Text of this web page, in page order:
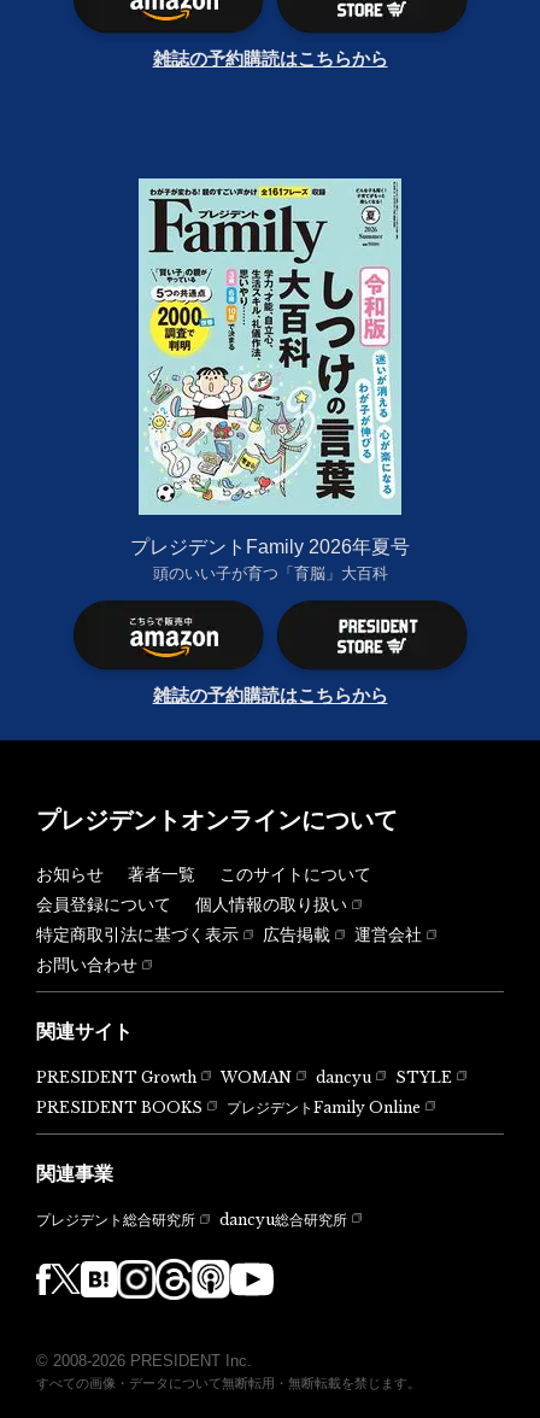
雑誌の予約購読はこちらから
プレジデントFamily 2026年夏号
頭のいい子が育つ「育脳」大百科
雑誌の予約購読はこちらから
プレジデントオンラインについて
お知らせ 著者一覧
このサイトについて
会員登録について
個人情報の取り扱い
特定商取引法に基づく表示
広告掲載
運営会社
お問い合わせ
関連サイト
PRESIDENT Growth WOMAN dancyu
STYLE
PRESIDENT BOOKS
プレジデントFamily Online
関連事業
プレジデント総合研究所 dancyu総合研究所
© 2008-2026 PRESIDENT Inc.
すべての画像・データについて無断転用・無断転載を禁じます。